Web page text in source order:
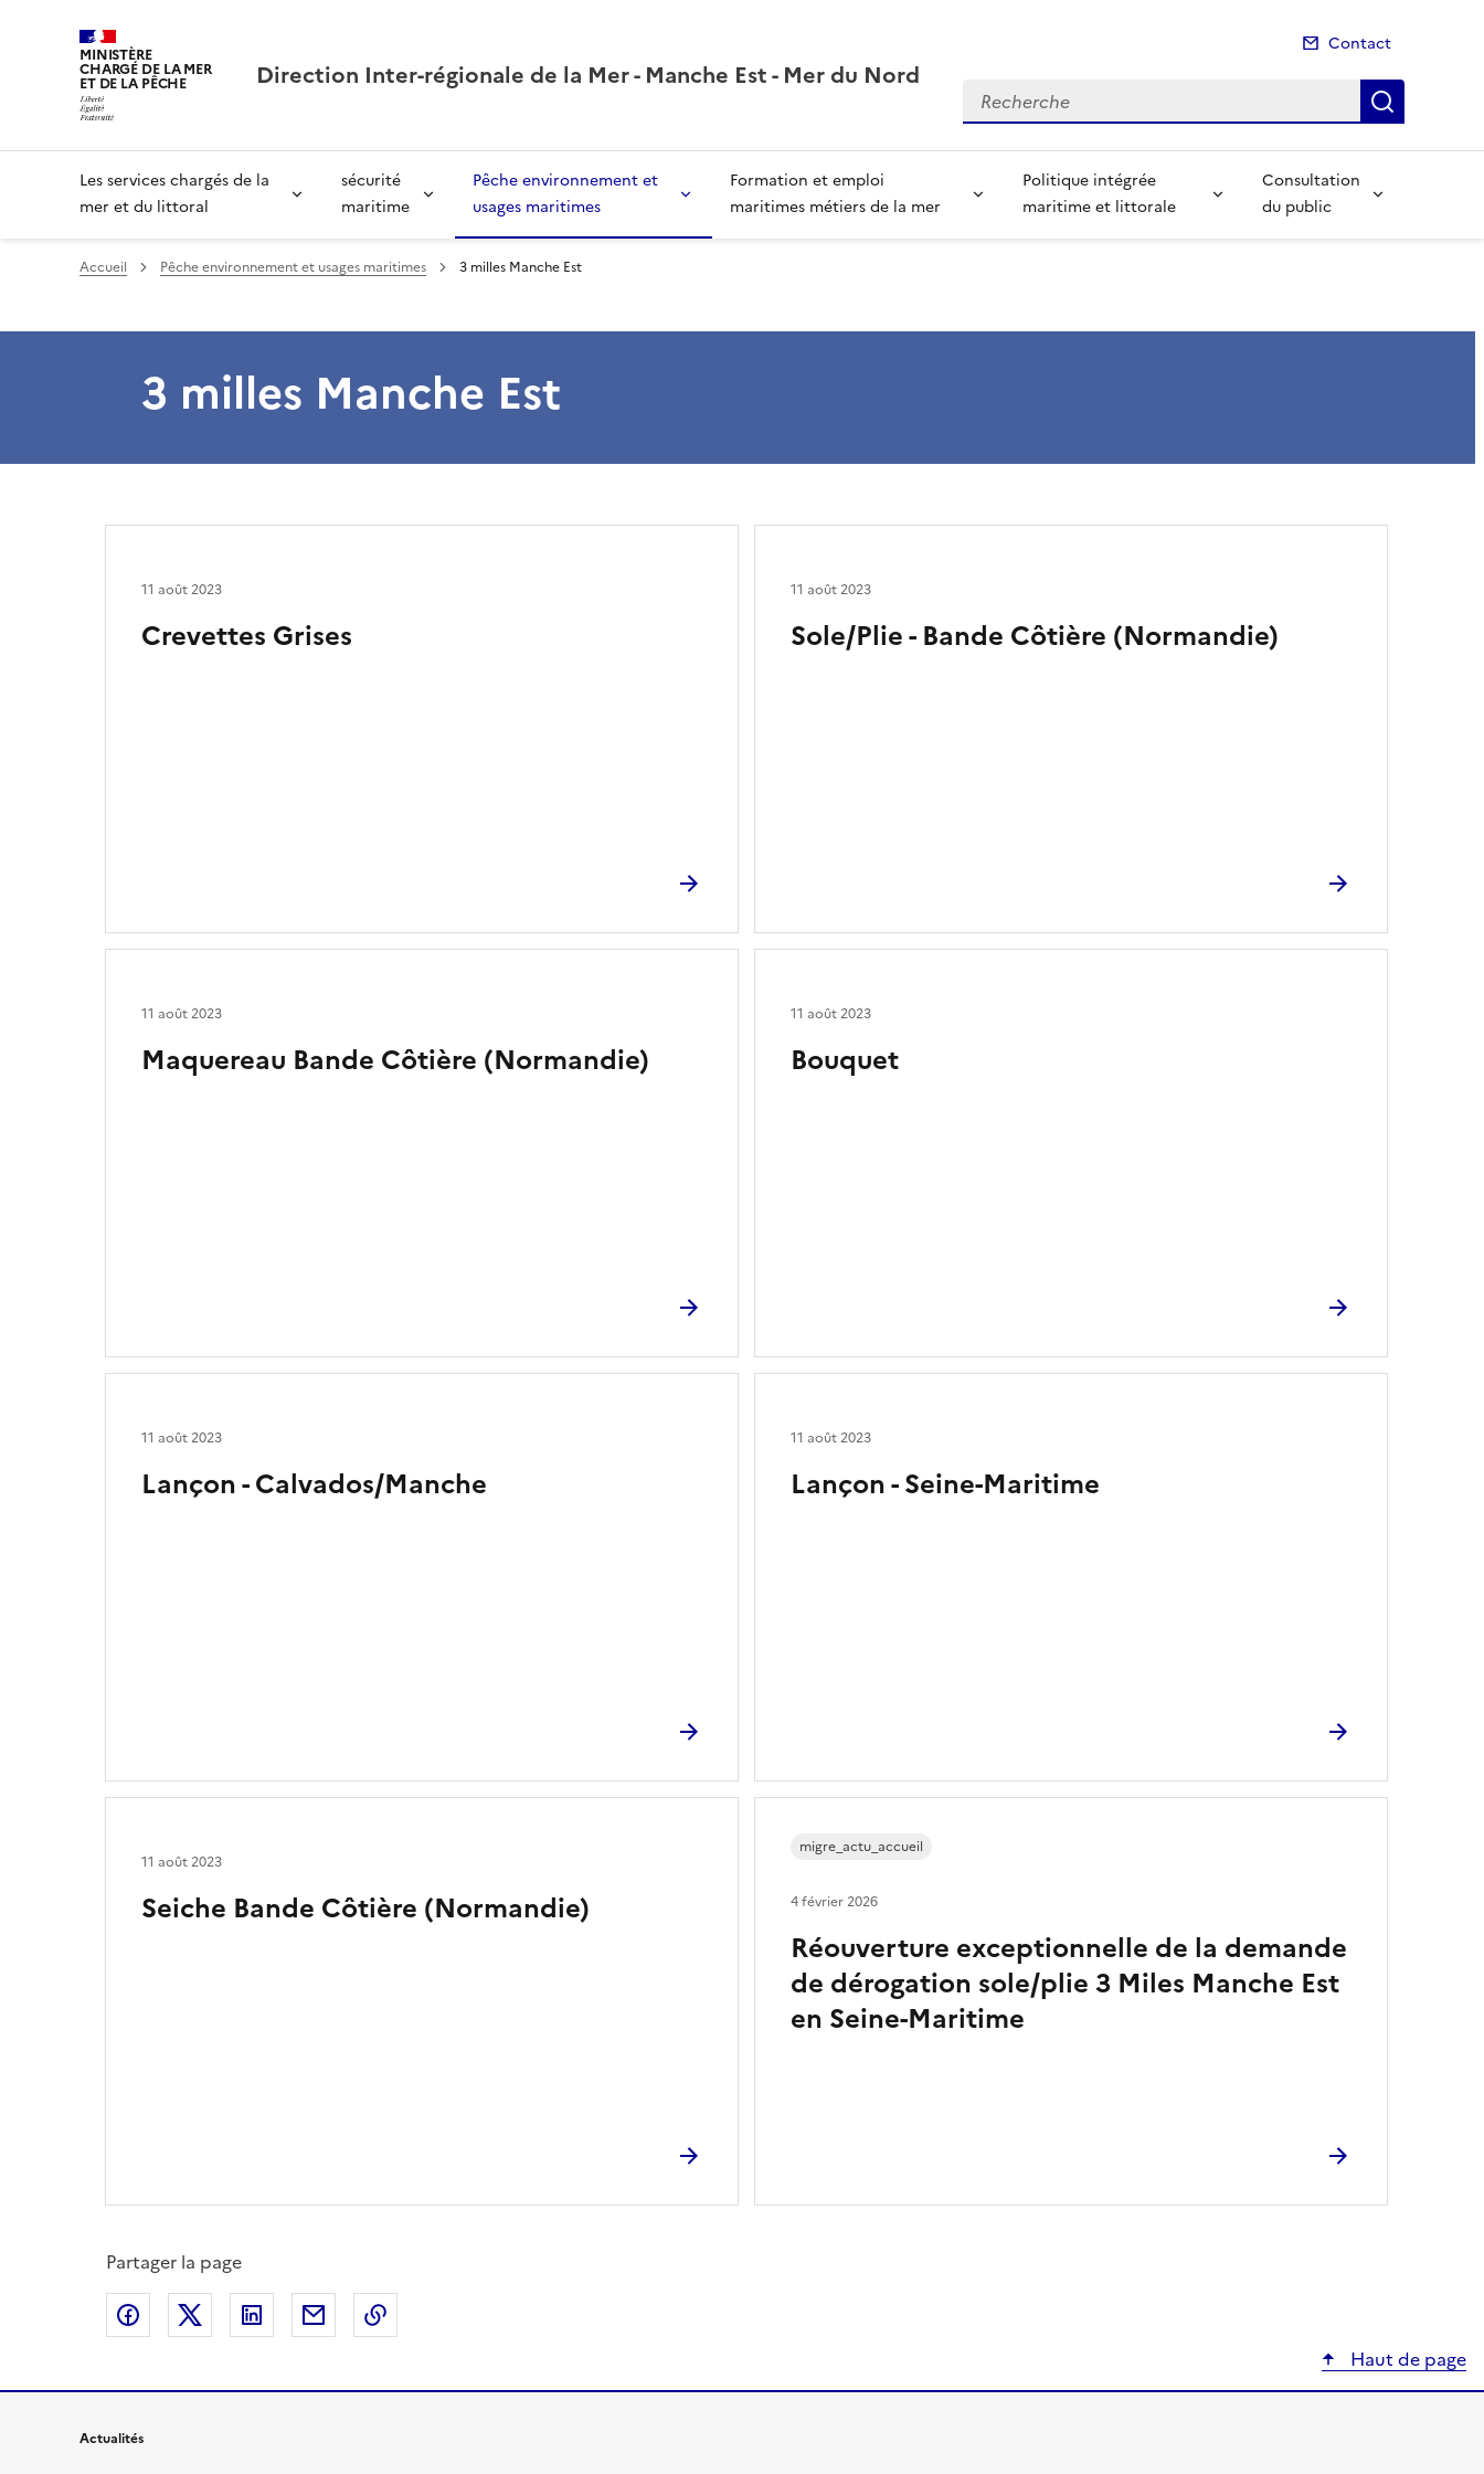
MINISTÈRE
CHARGÉ DE LA MER
ET DE LA PÊCHE Direction Inter-régionale de la Mer - Manche Est - Mer du Nord
Contact
Recherche
Les services chargés de la
mer et du littoral
sécurité
maritime
Pêche environnement et
usages maritimes
Formation et emploi
maritimes métiers de la mer
Politique intégrée
maritime et littorale
Consultation
du public
Accueil Pêche environnement et usages maritimes 3 milles Manche Est
3 milles Manche Est
Crevettes Grises
11 août 2023
Sole/Plie - Bande Côtière (Normandie)
11 août 2023
Maquereau Bande Côtière (Normandie)
11 août 2023
Bouquet
11 août 2023
Lançon - Calvados/Manche
11 août 2023
Lançon - Seine-Maritime
11 août 2023
Seiche Bande Côtière (Normandie)
11 août 2023
Réouverture exceptionnelle de la demande
de dérogation sole/plie 3 Miles Manche Est
en Seine-Maritime
migre_actu_accueil
4 février 2026
Partager la page
Partager sur Facebook
Partager sur XPartager sur LinkedIn
Partager par email
Haut de page
Actualités